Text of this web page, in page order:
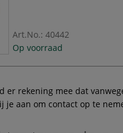
Art.No.: 40442
Op voorraad
er rekening mee dat
je aan om contact op te